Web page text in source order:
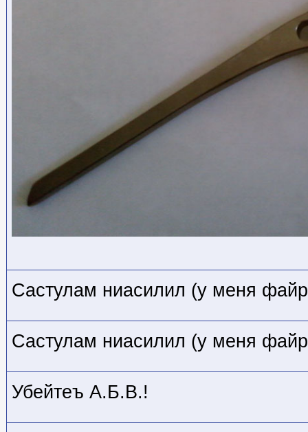
Састулам ниасилил (у меня
Састулам ниасилил (у меня
Убейтеъ А.Б.В.!